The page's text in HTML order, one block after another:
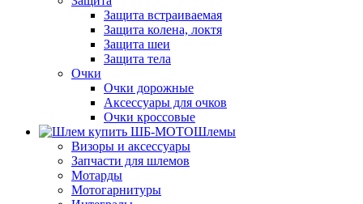
Защита встраиваемая
Защита колена, локтя
Защита шеи
Защита тела
Очки
Очки дорожные
Аксессуары для очков
Очки кроссовые
Шлемы
Визоры и аксессуары
Запчасти для шлемов
Мотарды
Мотогарнитуры